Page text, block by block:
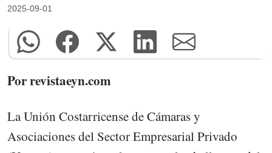
2025-09-01
Por revistaeyn.com
La Unión Costarricense de Cámaras y
Asociaciones del Sector Empresarial Privado